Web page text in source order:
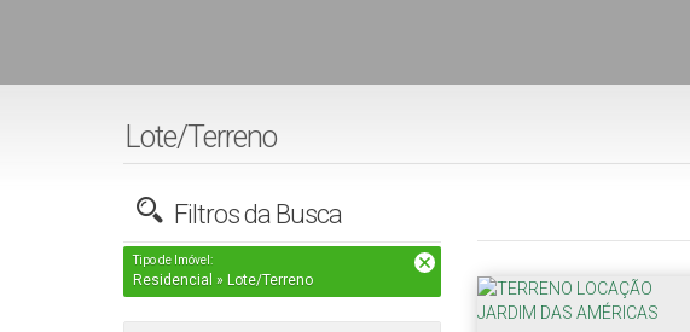
Lote/Terreno
Filtros da Busca
Tipo de Imóvel:
Residencial » Lote/Terreno